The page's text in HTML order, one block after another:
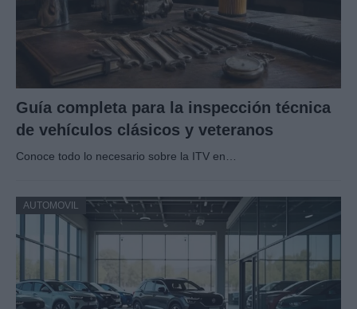
Guía completa para la inspección técnica
de vehículos clásicos y veteranos
Conoce todo lo necesario sobre la ITV en…
AUTOMOVIL